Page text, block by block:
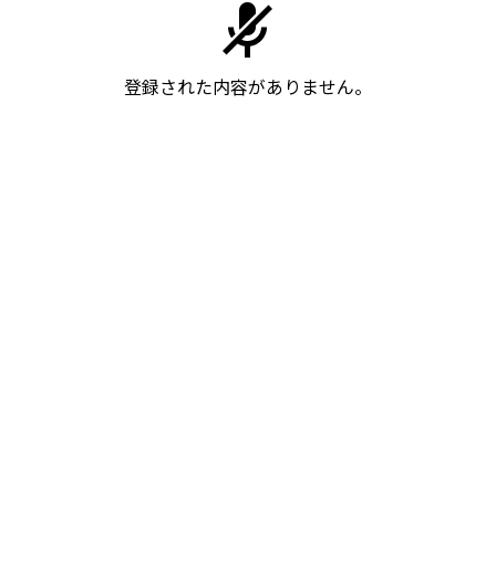
登録された内容がありません。